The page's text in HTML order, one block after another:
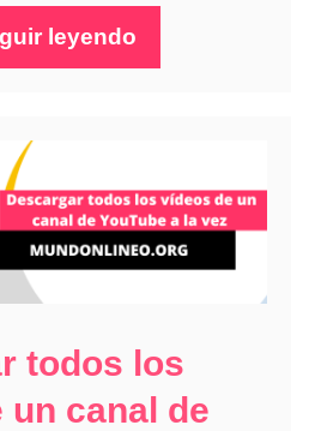
leyendo
todos los
un canal de